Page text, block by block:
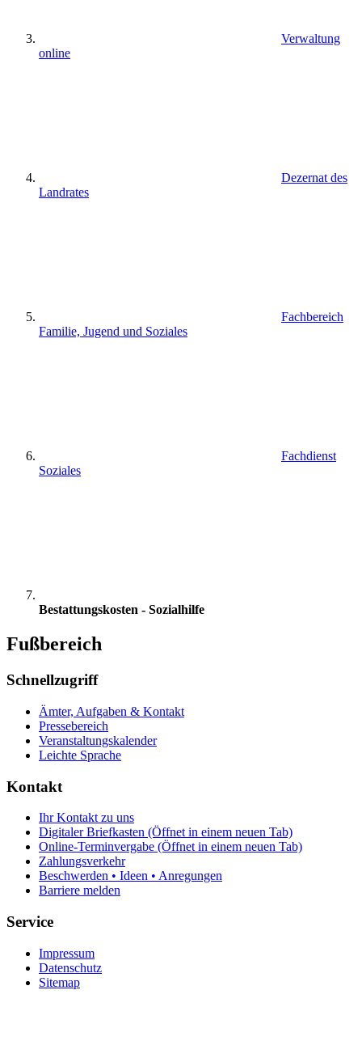
Verwaltung
online
Dezernat des
Landrates
Fachbereich
Familie, Jugend und Soziales
Fachdienst
Soziales
Bestattungskosten - Sozialhilfe
Fußbereich
Schnellzugriff
Ämter, Aufgaben & Kontakt
Pressebereich
Veranstaltungskalender
Leichte Sprache
Kontakt
Ihr Kontakt zu uns
Digitaler Briefkasten (Öffnet in einem neuen Tab)
Online-Terminvergabe (Öffnet in einem neuen Tab)
Zahlungsverkehr
Beschwerden • Ideen • Anregungen
Barriere melden
Service
Impressum
Datenschutz
Sitemap